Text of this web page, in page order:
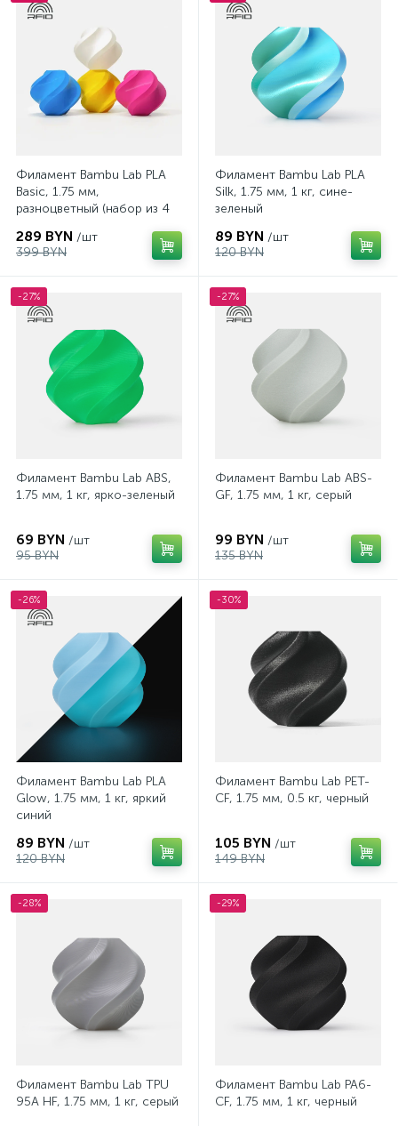
Филамент Bambu Lab PLA
Basic, 1.75 мм,
разноцветный (набор из 4
289 BYN /шт
399 BYN
Филамент Bambu Lab PLA
Silk, 1.75 мм, 1 кг, сине-
зеленый
89 BYN /шт
120 BYN
-27%
Филамент Bambu Lab ABS,
1.75 мм, 1 кг, ярко-зеленый
69 BYN /шт
95 BYN
-27%
Филамент Bambu Lab ABS-
GF, 1.75 мм, 1 кг, серый
99 BYN /шт
135 BYN
-26%
Филамент Bambu Lab PLA
Glow, 1.75 мм, 1 кг, яркий
синий
89 BYN /шт
120 BYN
-30%
Филамент Bambu Lab PET-
CF, 1.75 мм, 0.5 кг, черный
105 BYN /шт
149 BYN
-28%
Филамент Bambu Lab TPU
95A HF, 1.75 мм, 1 кг, серый
-29%
Филамент Bambu Lab PA6-
CF, 1.75 мм, 1 кг, черный